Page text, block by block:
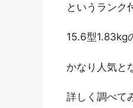
というランク
15.6型1.83kg
かなり人気と
詳しく調べて